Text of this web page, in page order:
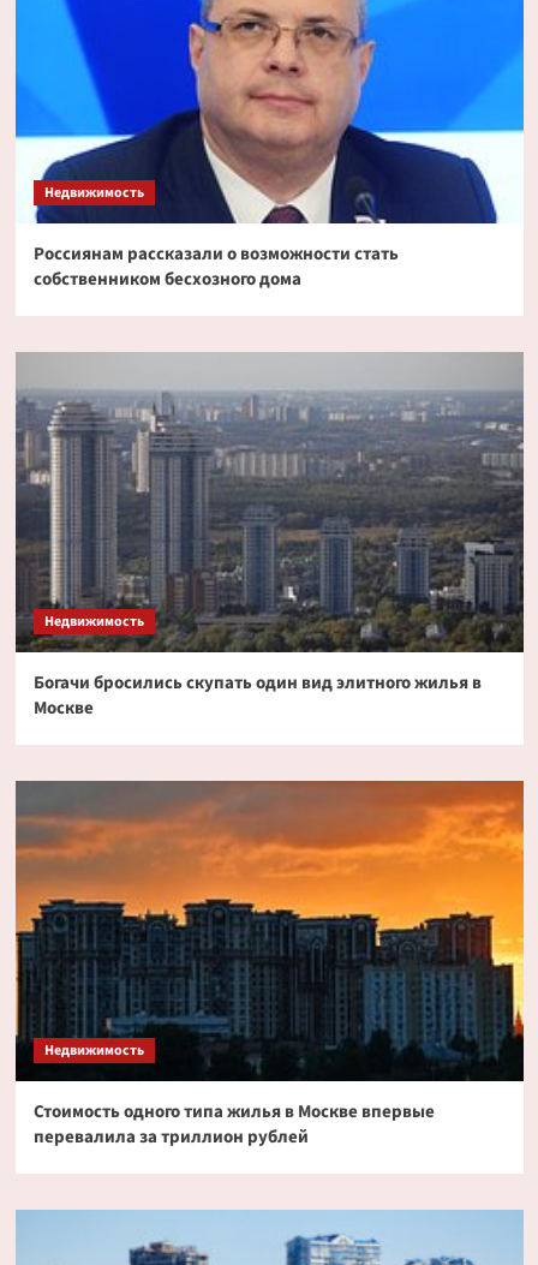
Недвижимость
Россиянам рассказали о возможности стать
собственником бесхозного дома
Недвижимость
Богачи бросились скупать один вид элитного жилья в
Москве
Недвижимость
Стоимость одного типа жилья в Москве впервые
перевалила за триллион рублей